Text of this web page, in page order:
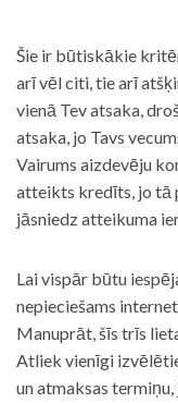
Šie ir būtiskākie
arī vēl citi, tie arī
vienā Tev atsaka,
atsaka, jo Tavs
Vairums aizdevēju
atteikts kredīts, jo tā
jāsniedz atteikuma
Lai vispār būtu
nepieciešams
Manuprāt, šīs trīs
Atliek vienīgi
un atmaksas